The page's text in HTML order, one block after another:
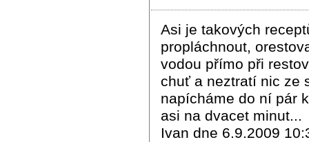
Asi je takových
propláchnout,
vodou přímo při
chuť a neztratí nic ze
napícháme do ní pár
asi na dvacet minut...
Ivan dne 6.9.2009